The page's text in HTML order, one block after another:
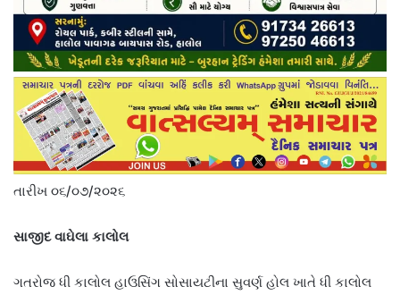
તારીખ ૦૬/૦૭/૨૦૨૬
સાજીદ વાઘેલા કાલોલ
ગતરોજ ધી કાલોલ હાઉસિંગ સોસાયટીના સુવર્ણ હોલ ખાતે ધી કાલોલ